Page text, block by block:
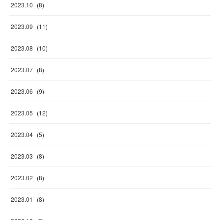
2023.10 (8)
2023.09 (11)
2023.08 (10)
2023.07 (8)
2023.06 (9)
2023.05 (12)
2023.04 (5)
2023.03 (8)
2023.02 (8)
2023.01 (8)